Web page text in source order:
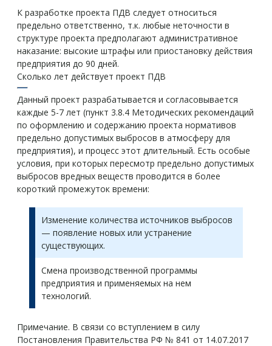
К разработке проекта ПДВ следует относиться
предельно ответственно, т.к. любые неточности в
структуре проекта предполагают административное
наказание: высокие штрафы или приостановку действия
предприятия до 90 дней.
Сколько лет действует проект ПДВ
Данный проект разрабатывается и согласовывается
каждые 5-7 лет (пункт 3.8.4 Методических рекомендаций
по оформлению и содержанию проекта нормативов
предельно допустимых выбросов в атмосферу для
предприятия), и процесс этот длительный. Есть особые
условия, при которых пересмотр предельно допустимых
выбросов вредных веществ проводится в более
короткий промежуток времени:
Изменение количества источников выбросов
— появление новых или устранение
существующих.
Смена производственной программы
предприятия и применяемых на нем
технологий.
Примечание. В связи со вступлением в силу
Постановления Правительства РФ № 841 от 14.07.2017